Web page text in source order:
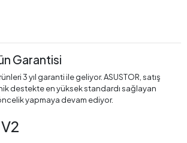
Garantisi
3 yıl garanti ile geliyor. ASUSTOR, satış
destekte en yüksek standardı sağlayan
yapmaya devam ediyor.